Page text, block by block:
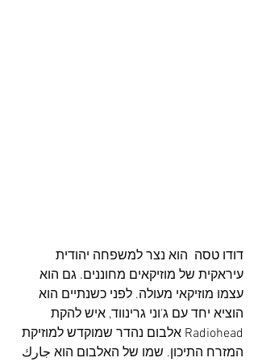
דודו טסה הוא נצר למשפחה יהודית
עיראקית של מוזיקאים מחוננים. גם הוא
עצמו מוזיקאי מעולה. לפני כשנתיים הוא
הוציא יחד עם ג'וני גרינווד, איש להקת
Radiohead אלבום נהדר שמוקדש למוזיקת
המזרח התיכון. שמו של האלבום הוא جارك